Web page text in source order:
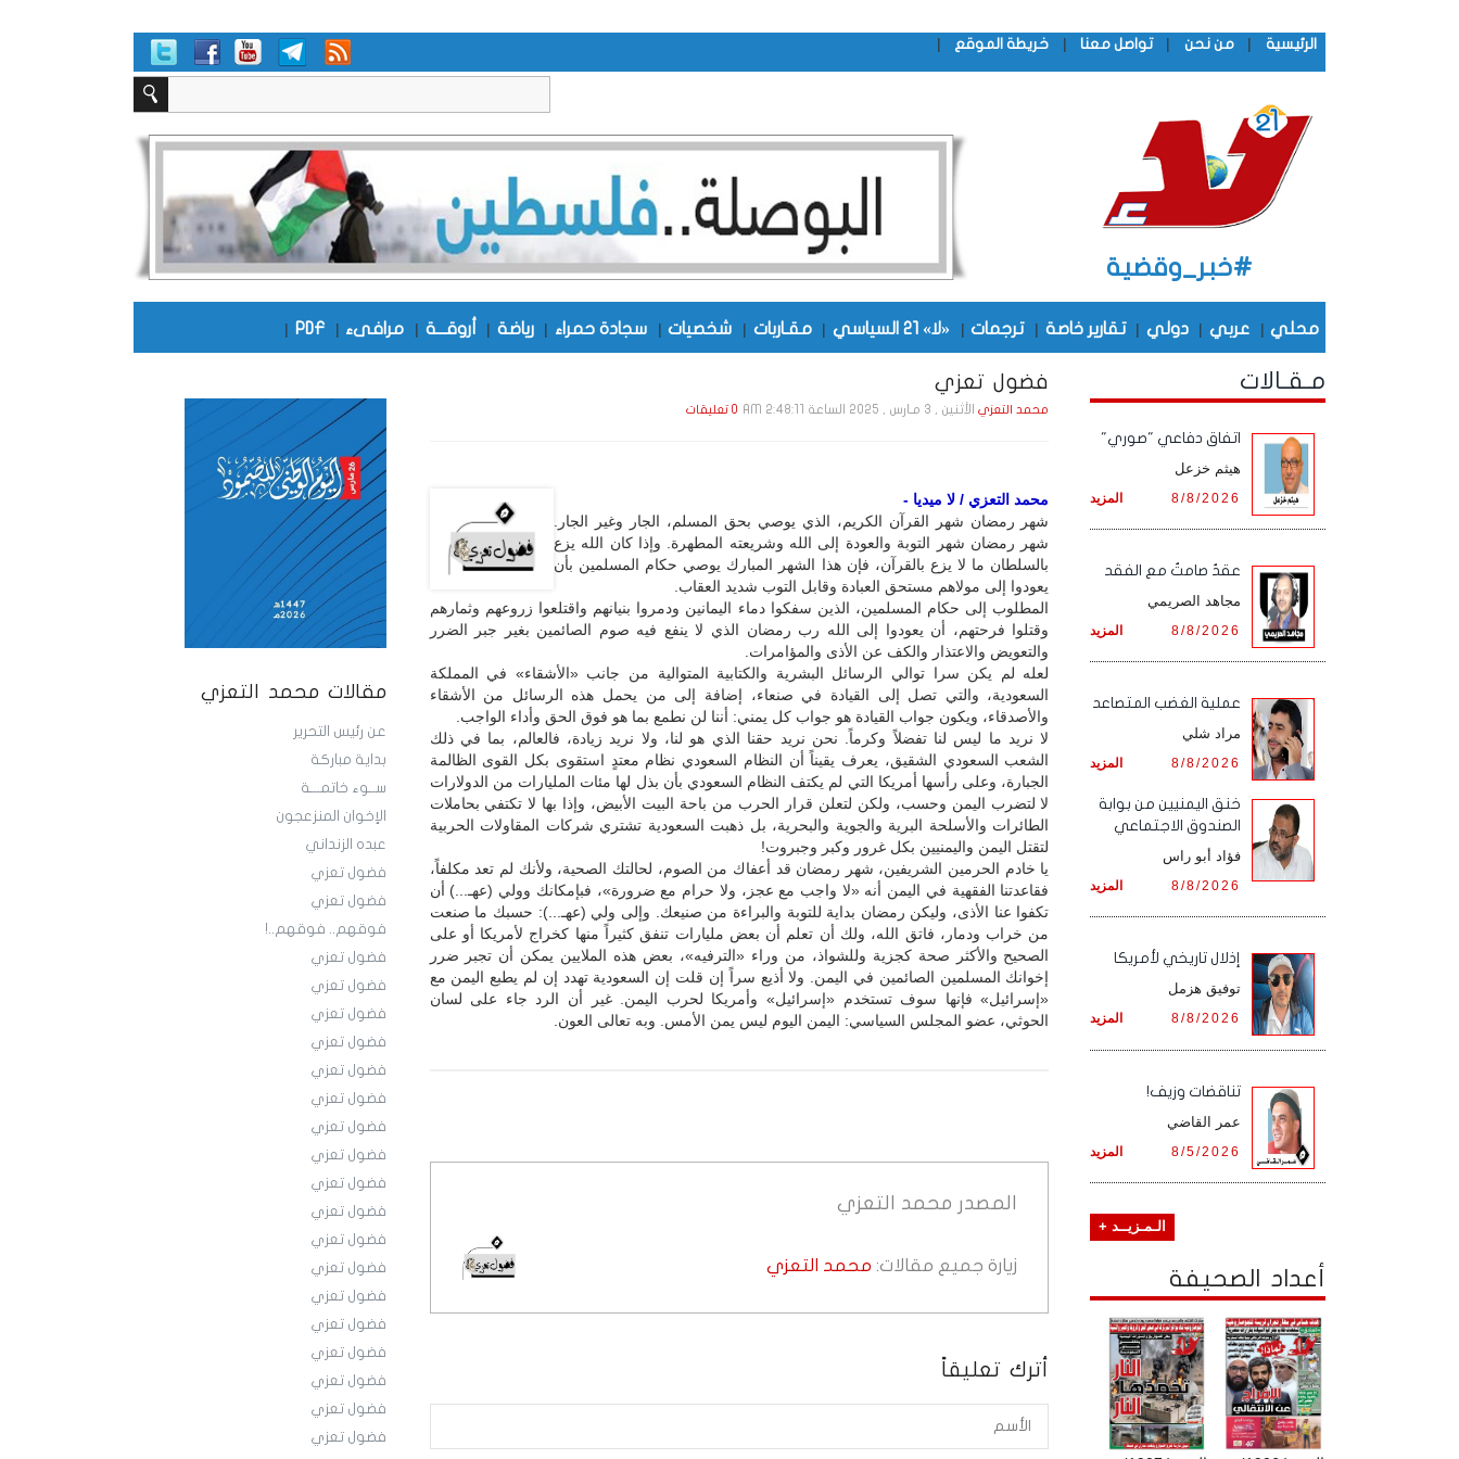
الرئيسية | من نحن | تواصل معنا | خريطة الموقع |
#خبر_وقضية
محلي | عربي | دولي | تقارير خاصة | ترجمات | «لا» 21 السياسي | مقـاربات | شخصيات | سجادة حمراء | رياضة | أروقـــة | مرافىء |
PDF
|
مقالات محمد التعزي
عن رئيس التحرير
بداية مباركة
ســوء خاتمـــة
الإخوان المنزعجون
عبده الزنداني
فضول تعزي
فضول تعزي
فوقهم.. فوقهم..!
فضول تعزي
فضول تعزي
فضول تعزي
فضول تعزي
فضول تعزي
فضول تعزي
فضول تعزي
فضول تعزي
فضول تعزي
فضول تعزي
فضول تعزي
فضول تعزي
فضول تعزي
فضول تعزي
فضول تعزي
فضول تعزي
فضول تعزي
فضول تعزي
فضول تعزي
محمد التعزيالأثنين , 3 مـارس , 2025 الساعة 2:48:11 AM 0 تعليقات
محمد التعزي / لا ميديا -
شهر رمضان شهر القرآن الكريم، الذي يوصي بحق المسلم، الجار وغير الجار.
شهر رمضان شهر التوبة والعودة إلى الله وشريعته المطهرة. وإذا كان الله يزع
بالسلطان ما لا يزع بالقرآن، فإن هذا الشهر المبارك يوصي حكام المسلمين بأن
يعودوا إلى مولاهم مستحق العبادة وقابل التوب شديد العقاب.
المطلوب إلى حكام المسلمين، الذين سفكوا دماء اليمانين ودمروا بنيانهم واقتلعوا زروعهم وثمارهم
وقتلوا فرحتهم، أن يعودوا إلى الله رب رمضان الذي لا ينفع فيه صوم الصائمين بغير جبر الضرر
والتعويض والاعتذار والكف عن الأذى والمؤامرات.
لعله لم يكن سرا توالي الرسائل البشرية والكتابية المتوالية من جانب «الأشقاء» في المملكة
السعودية، والتي تصل إلى القيادة في صنعاء، إضافة إلى من يحمل هذه الرسائل من الأشقاء
والأصدقاء، ويكون جواب القيادة هو جواب كل يمني: أننا لن نطمع بما هو فوق الحق وأداء الواجب.
لا نريد ما ليس لنا تفضلاً وكرماً. نحن نريد حقنا الذي هو لنا، ولا نريد زيادة، فالعالم، بما في ذلك
الشعب السعودي الشقيق، يعرف يقيناً أن النظام السعودي نظام معتدٍ استقوى بكل القوى الظالمة
الجبارة، وعلى رأسها أمريكا التي لم يكتف النظام السعودي بأن بذل لها مئات المليارات من الدولارات
لا لتضرب اليمن وحسب، ولكن لتعلن قرار الحرب من باحة البيت الأبيض، وإذا بها لا تكتفي بحاملات
الطائرات والأسلحة البرية والجوية والبحرية، بل ذهبت السعودية تشتري شركات المقاولات الحربية
لتقتل اليمن واليمنيين بكل غرور وكبر وجبروت!
يا خادم الحرمين الشريفين، شهر رمضان قد أعفاك من الصوم، لحالتك الصحية، ولأنك لم تعد مكلفاً،
فقاعدتنا الفقهية في اليمن أنه «لا واجب مع عجز، ولا حرام مع ضرورة»، فبإمكانك وولي (عهـ...) أن
تكفوا عنا الأذى، وليكن رمضان بداية للتوبة والبراءة من صنيعك. وإلى ولي (عهـ...): حسبك ما صنعت
من خراب ودمار، فاتق الله، ولك أن تعلم أن بعض مليارات تنفق كثيراً منها كخراج لأمريكا أو على
الصحيح والأكثر صحة كجزية وللشواذ، من وراء «الترفيه»، بعض هذه الملايين يمكن أن تجبر ضرر
إخوانك المسلمين الصائمين في اليمن. ولا أذيع سراً إن قلت إن السعودية تهدد إن لم يطبع اليمن مع
«إسرائيل» فإنها سوف تستخدم «إسرائيل» وأمريكا لحرب اليمن. غير أن الرد جاء على لسان
الحوثي، عضو المجلس السياسي: اليمن اليوم ليس يمن الأمس. وبه تعالى العون.
المصدر محمد التعزي
زيارة جميع مقالات: محمد التعزي
أترك تعليقاً
مـقـالات
اتفاق دفاعي "صوري"
هيثم خزعل
المزيد 8/8/2026
عقدٌ صامتٌ مع الفقد
مجاهد الصريمي
المزيد 8/8/2026
‏عملية الغضب المتصاعد
مراد شلي
المزيد 8/8/2026
خنق اليمنيين من بوابة
الصندوق الاجتماعي
فؤاد أبو راس
المزيد 8/8/2026
إذلال تاريخي لأمريكا
توفيق هزمل
المزيد 8/8/2026
تناقضات وزيف!
عمر القاضي
المزيد 8/5/2026
الـمـزيــد +
أعداد الصحيفة